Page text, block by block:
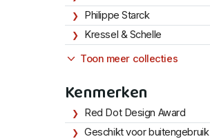
Philippe Starck
Kressel & Schelle
Toon meer collecties
Kenmerken
Red Dot Design Award
Geschikt voor buitengebruik